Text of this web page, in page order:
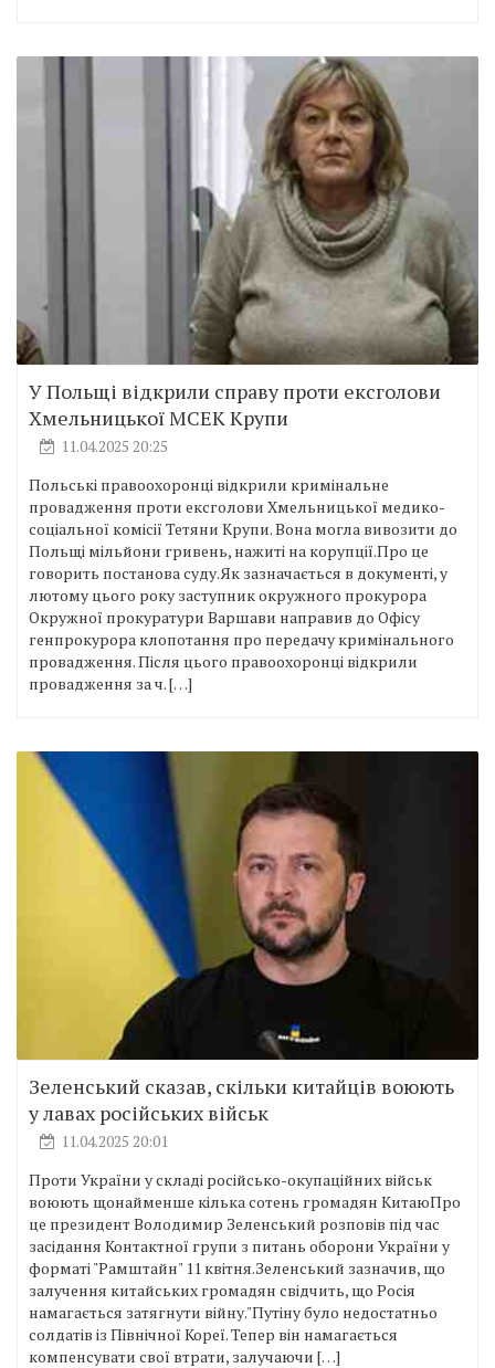
У Польщі відкрили справу проти ексголови
Хмельницької МСЕК Крупи
11.04.2025 20:25
Польські правоохоронці відкрили кримінальне
провадження проти ексголови Хмельницької медико-
соціальної комісії Тетяни Крупи. Вона могла вивозити до
Польщі мільйони гривень, нажиті на корупції.Про це
говорить постанова суду.Як зазначається в документі, у
лютому цього року заступник окружного прокурора
Окружної прокуратури Варшави направив до Офісу
генпрокурора клопотання про передачу кримінального
провадження. Після цього правоохоронці відкрили
провадження за ч. […]
Зеленський сказав, скільки китайців воюють
у лавах російських військ
11.04.2025 20:01
Проти України у складі російсько-окупаційних військ
воюють щонайменше кілька сотень громадян КитаюПро
це президент Володимир Зеленський розповів під час
засідання Контактної групи з питань оборони України у
форматі "Рамштайн" 11 квітня.Зеленський зазначив, що
залучення китайських громадян свідчить, що Росія
намагається затягнути війну."Путіну було недостатньо
солдатів із Північної Кореї. Тепер він намагається
компенсувати свої втрати, залучаючи […]